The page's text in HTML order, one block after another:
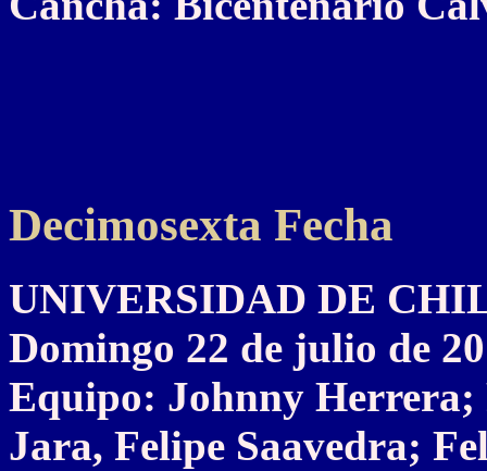
Decimosexta Fecha
UNIVERSIDAD DE
Domingo 22 de julio de
Equipo: Johnny Herrera;
Jara, Felipe Saavedra;